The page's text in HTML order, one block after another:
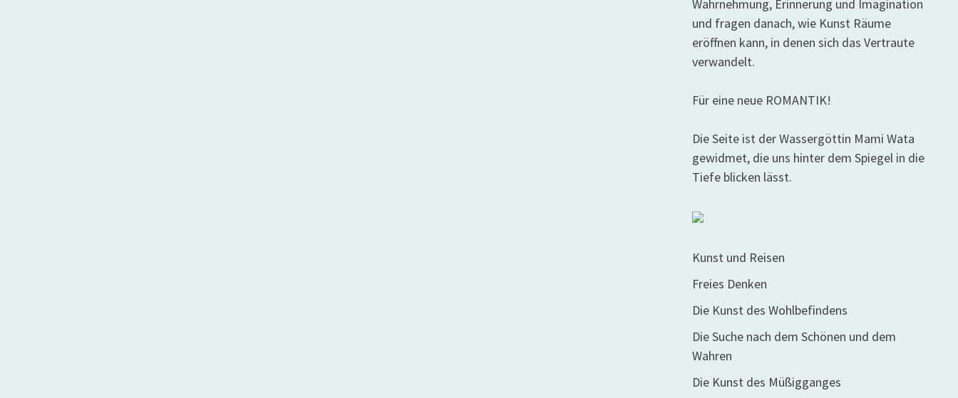
Wahrnehmung, Erinnerung und Imagination
und fragen danach, wie Kunst Räume
eröffnen kann, in denen sich das Vertraute
verwandelt.
Für eine neue ROMANTIK!
Die Seite ist der Wassergöttin Mami Wata
gewidmet, die uns hinter dem Spiegel in die
Tiefe blicken lässt.
Kunst und Reisen
Freies Denken
Die Kunst des Wohlbefindens
Die Suche nach dem Schönen und dem
Wahren
Die Kunst des Müßigganges